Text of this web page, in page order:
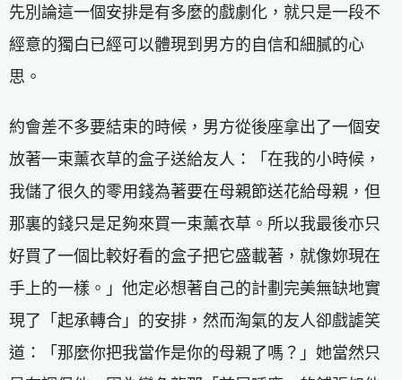
先別論這一個安排是有多麼的戲劇化，就只是一段不
經意的獨白已經可以體現到男方的自信和細膩的心
思。
約會差不多要結束的時候，男方從後座拿出了一個安
放著一束薰衣草的盒子送給友人：「在我的小時候，
我儲了很久的零用錢為著要在母親節送花給母親，但
那裏的錢只是足夠來買一束薰衣草。所以我最後亦只
好買了一個比較好看的盒子把它盛載著，就像妳現在
手上的一樣。」他定必想著自己的計劃完美無缺地實
現了「起承轉合」的安排，然而淘氣的友人卻戲謔笑
道：「那麼你把我當作是你的母親了嗎？」她當然只